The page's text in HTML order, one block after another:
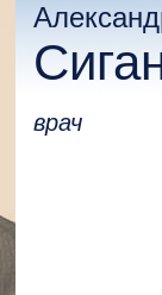
врач